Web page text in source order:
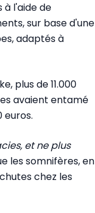
à l'aide de
sur base d'une
adaptés à
plus de 11.000
avaient entamé
euros.
et ne plus
les somnifères, en
chez les